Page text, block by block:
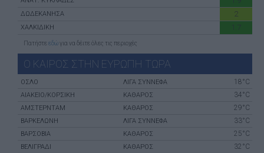
ΔΩΔΕΚΑΝΗΣΑ 2
ΧΑΛΚΙΔΙΚΗ 1.7
Πατήστε εδώγια να δέιτε όλες τις περιοχές
Ο ΚΑΙΡΟΣ ΣΤΗΝ ΕΥΡΩΠΗ ΤΩΡΑ
ΌΣΛΟ ΛΙΓΑ ΣΥΝΝΕΦΑ 18°C
ΑΙΆΚΕΙΟ/ΚΟΡΣΙΚΉ ΚΑΘΑΡΟΣ 34°C
ΑΜΣΤΕΡΝΤΑΜ ΚΑΘΑΡΟΣ 29°C
ΒΑΡΚΕΛΏΝΗ ΛΙΓΑ ΣΥΝΝΕΦΑ 33°C
ΒΑΡΣΟΒΊΑ ΚΑΘΑΡΟΣ 25°C
ΒΕΛΙΓΡΆΔΙ ΚΑΘΑΡΟΣ 32°C